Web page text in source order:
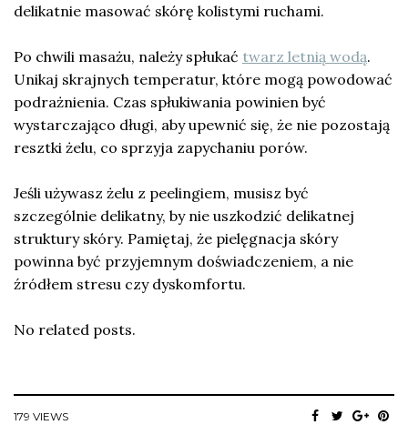
delikatnie masować skórę kolistymi ruchami.
Po chwili masażu, należy spłukać twarz letnią wodą.
Unikaj skrajnych temperatur, które mogą powodować
podrażnienia. Czas spłukiwania powinien być
wystarczająco długi, aby upewnić się, że nie pozostają
resztki żelu, co sprzyja zapychaniu porów.
Jeśli używasz żelu z peelingiem, musisz być
szczególnie delikatny, by nie uszkodzić delikatnej
struktury skóry. Pamiętaj, że pielęgnacja skóry
powinna być przyjemnym doświadczeniem, a nie
źródłem stresu czy dyskomfortu.
No related posts.
179 VIEWS